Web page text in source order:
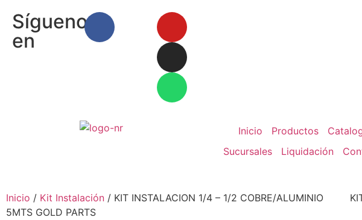
Síguenos
en
Inicio Productos
Sucursales
Liquidación
Inicio / Kit Instalación / KIT INSTALACION 1/4 – 1/2 COBRE/ALUMINIO
5MTS GOLD PARTS